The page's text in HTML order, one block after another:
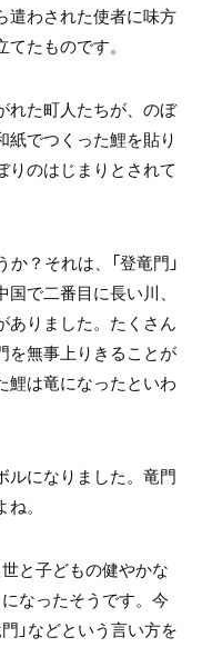
遣わされた使者に味方
たものです。
れた町人たちが、のぼ
紙でつくった鯉を貼り
りのはじまりとされて
？それは、「登竜門」
で二番目に長い川、
ありました。たくさん
を無事上りきることが
鯉は竜になったといわ
ルになりました。竜門
。
と子どもの健やかな
なったそうです。今
」などという言い方を